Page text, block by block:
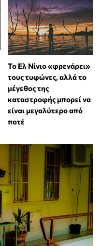
Το Ελ Νίνιο «φρενάρει»
τους τυφώνες, αλλά το
μέγεθος της
καταστροφής μπορεί να
είναι μεγαλύτερο από
ποτέ